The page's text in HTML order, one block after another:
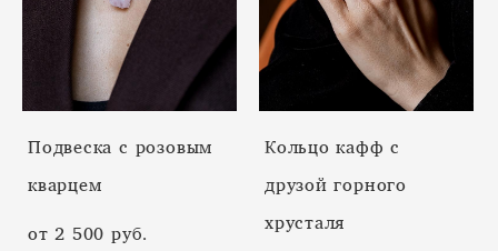
Подвеска с розовым
кварцем
от 2 500 pуб.
Кольцо кафф с
друзой горного
хрусталя